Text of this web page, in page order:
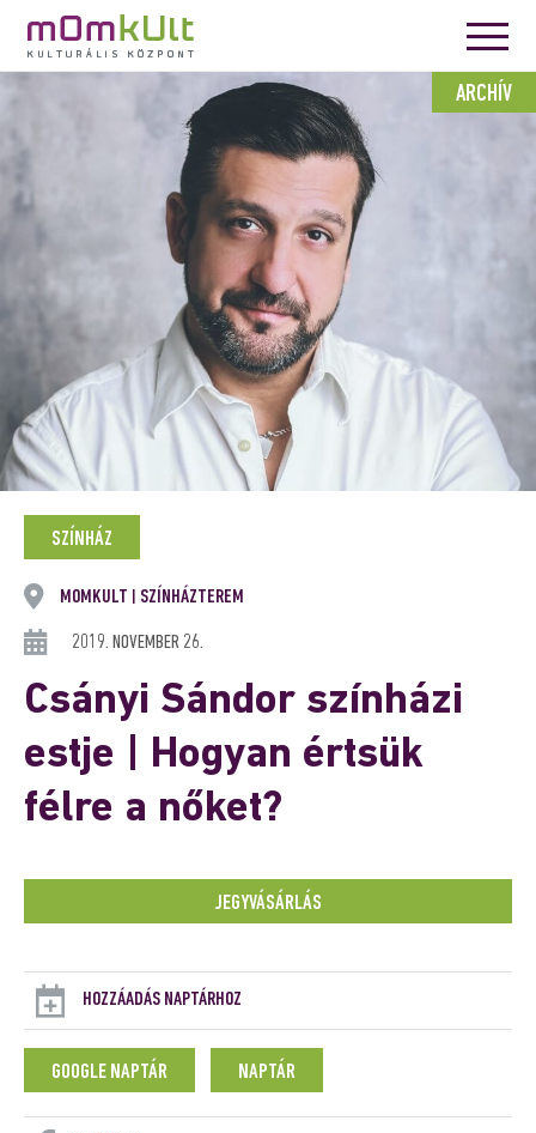
ARCHÍV
SZÍNHÁZ
MOMKULT SZÍNHÁZTEREM
2019. NOVEMBER 26.
Csányi Sándor színházi
estje | Hogyan értsük
félre a nőket?
JEGYVÁSÁRLÁS
HOZZÁADÁS NAPTÁRHOZ
GOOGLE NAPTÁR NAPTÁR